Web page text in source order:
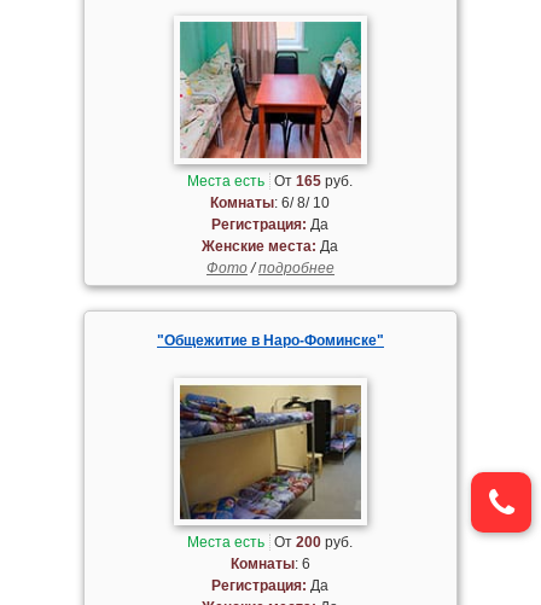
Места есть От165 руб.
Комнаты: 6/ 8/ 10
Регистрация: Да
Женские места: Да
Фото/подробнее
"Общежитие в Наро-Фоминске"
Места есть От200 руб.
Комнаты: 6
Регистрация: Да